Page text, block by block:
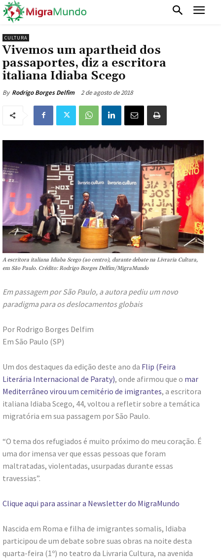
CULTURA
Vivemos um apartheid dos
passaportes, diz a escritora
italiana Idiaba Scego
By Rodrigo Borges Delfim 2 de agosto de 2018
A escritora italiana Idiaba Scego (ao centro), durante debate na Livraria Cultura,
em São Paulo. Crédito: Rodrigo Borges Delfim/MigraMundo
Em passagem por São Paulo, a autora pediu um novo
paradigma para os deslocamentos globais
Por Rodrigo Borges Delfim
Em São Paulo (SP)
Um dos destaques da edição deste ano da Flip (Feira
Literária Internacional de Paraty), onde afirmou que o mar
Mediterrâneo virou um cemitério de imigrantes, a escritora
italiana Idiaba Scego, 44, voltou a refletir sobre a temática
migratória em sua passagem por São Paulo.
“O tema dos refugiados é muito próximo do meu coração. É
uma dor imensa ver que essas pessoas que foram
maltratadas, violentadas, usurpadas durante essas
travessias”.
Clique aqui para assinar a Newsletter do MigraMundo
Nascida em Roma e filha de imigrantes somalis, Idiaba
participou de um debate sobre suas obras na noite desta
quarta-feira (1º) no teatro da Livraria Cultura, na avenida